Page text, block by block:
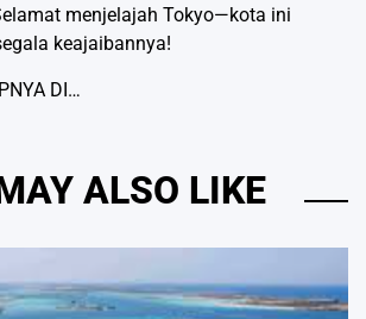
menjelajah Tokyo—kota ini
keajaibannya!
DI…
ALSO LIKE